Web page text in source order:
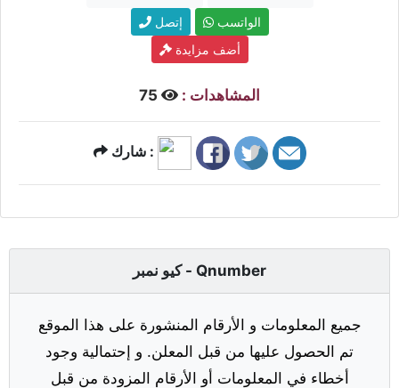
إتصل
الواتسب
أضف مزايدة
المشاهدات :
شارك :
كيو نمبر - Qnumber
جميع المعلومات و الأرقام المنشورة على هذا الموقع
تم الحصول عليها من قبل المعلن. و إحتمالية وجود
أخطاء في المعلومات أو الأرقام المزودة من قبل